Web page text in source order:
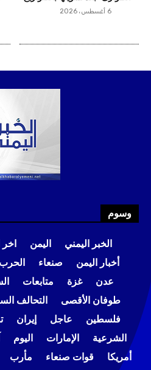
وسوم
الخبر اليمني اليمن اخر
أخبار اليمن
صنعاء
عدن
غزة متابعات
طوفان الأقصى
التحالف
فلسطين
عاجل إيران
الشرعية
الإمارات اليوم
أمريكا
قوات صنعاء مأرب